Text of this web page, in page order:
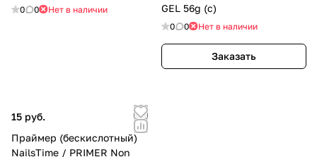
0 0 Нет в наличии
GEL 56g (с)
0 0 Нет в наличии
Заказать
15 руб.
Праймер (бескислотный)
NailsTime / PRIMER Non